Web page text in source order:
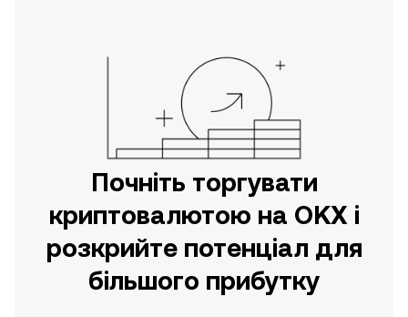
Почніть торгувати
криптовалютою на OKX і
розкрийте потенціал для
більшого прибутку